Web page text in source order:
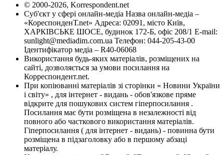
© 2000-2026, Korrespondent.net
Суб'єкт у сфері онлайн-медіа Назва онлайн-медіа –
«КореспонденТ.net» Адреса: 02091, місто Київ,
ХАРКІВСЬКЕ ШОСЕ, будинок 172-Б, офіс 208/1 E-mail:
sunlight@mediadim.com.ua Телефон: 044-205-43-00
Ідентифікатор медіа – R40-06068
Використання будь-яких матеріалів, розміщених на
сайті, дозволяється за умови посилання на
Корреспондент.net.
При копіюванні матеріалів зі сторінки « Новини України
і світу» , для інтернет - видань - обов'язкове пряме
відкрите для пошукових систем гіперпосилання .
Посилання має бути розміщена в незалежності від
повного або часткового використання матеріалів.
Гіперпосилання ( для інтернет - видань) - повинна бути
розміщена в підзаголовку або в першому абзаці
матеріалу.